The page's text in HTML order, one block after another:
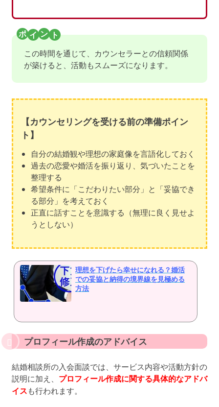
この時間を通じて、カウンセラーとの信頼関係
が築けると、活動もスムーズになります。
【カウンセリングを受ける前の準備ポイン
ト】
自分の結婚観や理想の家庭像を言語化しておく
過去の恋愛や婚活を振り返り、気づいたことを
整理する
希望条件に「こだわりたい部分」と「妥協でき
る部分」を考えておく
正直に話すことを意識する（無理に良く見せよ
うとしない）
理想を下げたら幸せになれる？婚活
での妥協と納得の境界線を見極める
方法
プロフィール作成のアドバイス
結婚相談所の入会面談では、サービス内容や活動方針の
説明に加え、 プロフィール作成に関する具体的なアドバ
イス も行われます。